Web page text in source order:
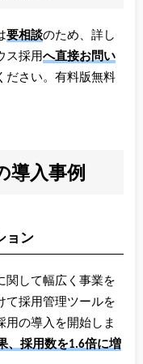
要相談のため、詳し
ス採用へ直接お問い
ださい。有料版無料
導入事例
ョン
関して幅広く事業を
て採用管理ツールを
用の導入を開始しま
、採用数を1.6倍に増